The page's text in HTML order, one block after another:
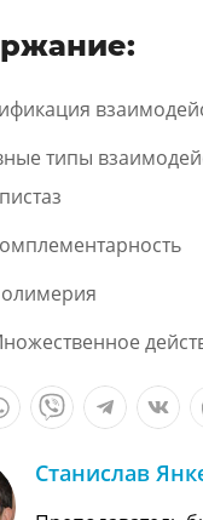
типы
Станислав